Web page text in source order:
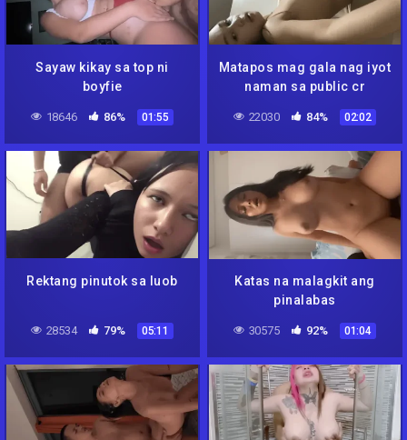
Sayaw kikay sa top ni
boyfie
18646 86% 01:55
Matapos mag gala nag iyot
naman sa public cr
22030 84% 02:02
Rektang pinutok sa luob
28534 79% 05:11
Katas na malagkit ang
pinalabas
30575 92% 01:04